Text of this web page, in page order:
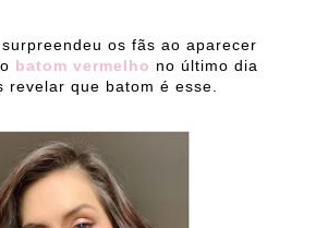
surpreendeu os fãs ao aparecer
batom vermelho no último dia
revelar que batom é esse.